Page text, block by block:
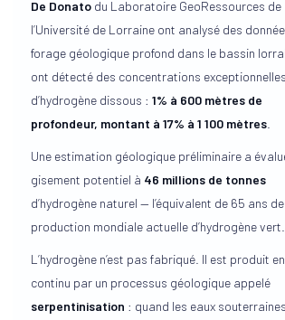
De Donato du Laboratoire GeoRessources de
l’Université de Lorraine ont analysé des
forage géologique profond dans le bassin
ont détecté des concentrations exceptionnelles
d’hydrogène dissous : 1% à 600 mètres de
profondeur, montant à 17% à 1 100 mètres
Une estimation géologique préliminaire a
gisement potentiel à 46 millions de tonnes
d’hydrogène naturel — l’équivalent de 65 ans de
production mondiale actuelle d’hydrogène vert.
L’hydrogène n’est pas fabriqué. Il est produit en
continu par un processus géologique appelé
serpentinisation : quand les eaux souterraines